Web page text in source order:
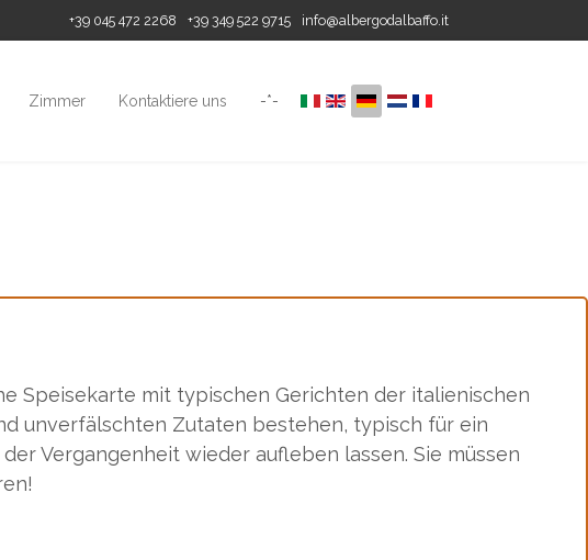
+39 045 472 2268 +39 349 522 9715 info@albergodalbaffo.it
Zimmer Kontaktiere uns -*-
Speisekarte mit typischen Gerichten der italienischen
unverfälschten Zutaten bestehen, typisch für ein
Vergangenheit wieder aufleben lassen. Sie müssen